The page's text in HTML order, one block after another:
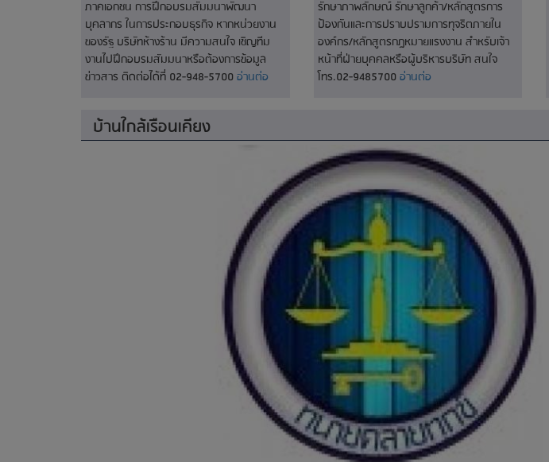
ภาคเอกชน การฝึกอบรมสัมมนาพัฒนา
บุคลากร ในการประกอบธุรกิจ หากหน่วยงาน
ของรัฐ บริษัทห้างร้าน มีความสนใจ เชิญทีม
งานไปฝึกอบรมสัมมนาหรือต้องการข้อมูล
ข่าวสาร ติดต่อได้ที่ 02-948-5700อ่านต่อ
รักษาภาพลักษณ์ รักษาลูกค้า/หลักสูตรการ
ป้องกันและการปราบปรามการทุจริตภายใน
องค์กร/หลักสูตรกฎหมายแรงงาน สำหรับเจ้า
หน้าที่ฝ่ายบุคคลหรือผู้บริหารบริษัท สนใจ
โทร.02-9485700อ่านต่อ
บ้านใกล้เรือนเคียง